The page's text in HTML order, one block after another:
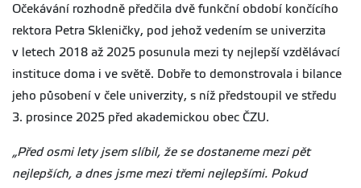
Očekávání rozhodně předčila dvě funkční období končícího
rektora Petra Skleničky, pod jehož vedením se univerzita
v letech 2018 až 2025 posunula mezi ty nejlepší vzdělávací
instituce doma i ve světě. Dobře to demonstrovala i bilance
jeho působení v čele univerzity, s níž předstoupil ve středu
3. prosince 2025 před akademickou obec ČZU.
„Před osmi lety jsem slíbil, že se dostaneme mezi pět
nejlepších, a dnes jsme mezi třemi nejlepšími. Pokud